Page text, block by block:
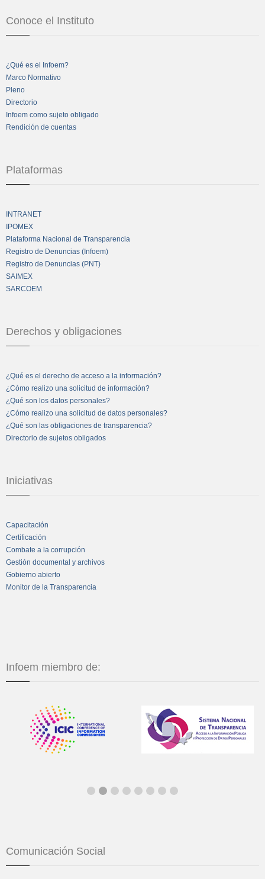
Conoce el Instituto
¿Qué es el Infoem?
Marco Normativo
Pleno
Directorio
Infoem como sujeto obligado
Rendición de cuentas
Plataformas
INTRANET
IPOMEX
Plataforma Nacional de Transparencia
Registro de Denuncias (Infoem)
Registro de Denuncias (PNT)
SAIMEX
SARCOEM
Derechos y obligaciones
¿Qué es el derecho de acceso a la información?
¿Cómo realizo una solicitud de información?
¿Qué son los datos personales?
¿Cómo realizo una solicitud de datos personales?
¿Qué son las obligaciones de transparencia?
Directorio de sujetos obligados
Iniciativas
Capacitación
Certificación
Combate a la corrupción
Gestión documental y archivos
Gobierno abierto
Monitor de la Transparencia
Infoem miembro de:
Comunicación Social